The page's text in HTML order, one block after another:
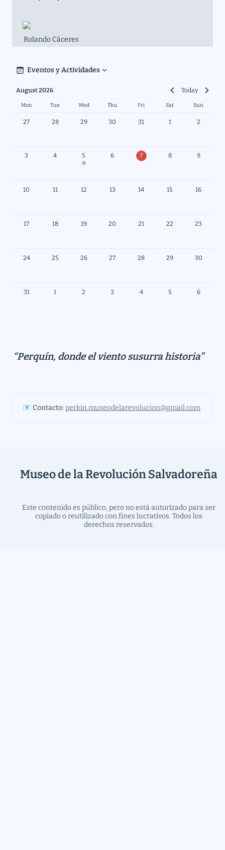
Rolando Cáceres
Eventos y Actividades
August 2026 Today
Mon Tue Wed Thu Fri Sat Sun
27 28 29 30 31 1 2
3 4 5 6 7 8 9
10 11 12 13 14 15 16
17 18 19 20 21 22 23
24 25 26 27 28 29 30
31 1 2 3 4 5 6
“Perquín, donde el viento susurra historia”
📧 Contacto: perkin.museodelarevolucion@gmail.com
Museo de la Revolución Salvadoreña
Este contenido es público, pero no está autorizado para ser
copiado o reutilizado con fines lucrativos. Todos los
derechos reservados.